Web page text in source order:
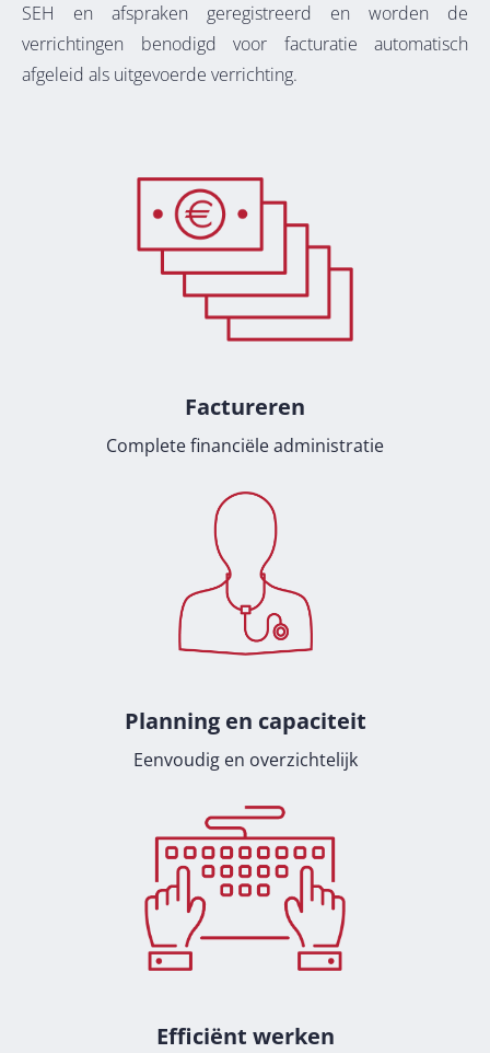
SEH en afspraken geregistreerd en worden de
verrichtingen benodigd voor facturatie automatisch
afgeleid als uitgevoerde verrichting.
Factureren
Complete financiële administratie
Planning en capaciteit
Eenvoudig en overzichtelijk
Efficiënt werken